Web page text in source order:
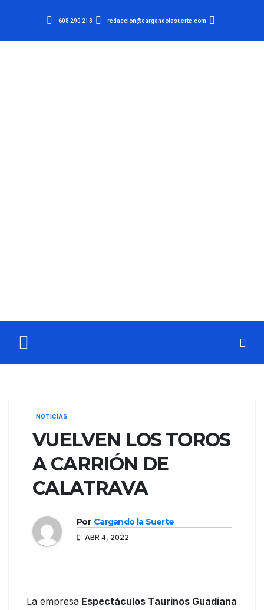
608 290 213 redaccion@cargandolasuerte.com
NOTICIAS
VUELVEN LOS TOROS
A CARRIÓN DE
CALATRAVA
Por Cargando la Suerte
ABR 4, 2022
La empresa Espectáculos Taurinos Guadiana